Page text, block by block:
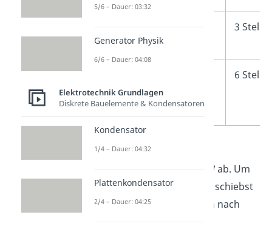
3
6
➡️
850 mWab. Um
das in Watt umzurechnen, schiebst
du das Komma drei Stellen nach
5/6 – Dauer: 03:32
Generator Physik
6/6 – Dauer: 04:08
Elektrotechnik Grundlagen
Diskrete Bauelemente & Kondensatoren
Kondensator
1/4 – Dauer: 04:32
Plattenkondensator
2/4 – Dauer: 04:25